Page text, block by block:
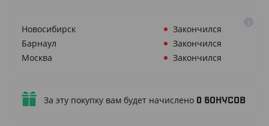
Новосибирск
Закончился
Барнаул
Закончился
Москва
Закончился
За эту покупку вам будет начислено 0 бонусов